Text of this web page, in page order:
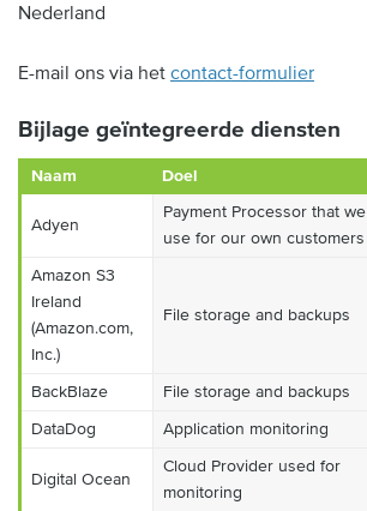
Nederland
E-mail ons via het contact-formulier
Bijlage geïntegreerde diensten
Naam Doel
Adyen
Payment Processor that we
use for our own customers
Amazon S3
Ireland
(Amazon.com,
Inc.)
File storage and backups
BackBlaze File storage and backups
DataDog
Application monitoring
Digital Ocean
Cloud Provider used for
monitoring